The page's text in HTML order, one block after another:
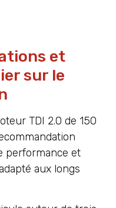
et
sur le
TDI 2.0 de 150
performance et
aux longs